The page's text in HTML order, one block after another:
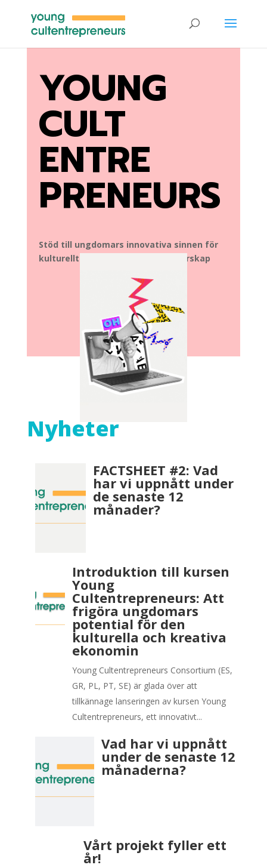
YOUNG
CULT
ENTRE
PRENEURS
Stöd till ungdomars innovativa sinnen för
kulturellt och kreativt entreprenörskap
Nyheter
FACTSHEET #2: Vad
har vi uppnått under
de senaste 12
månader?
Introduktion till kursen
Young
Cultentrepreneurs: Att
frigöra ungdomars
potential för den
kulturella och kreativa
ekonomin
Young Cultentrepreneurs Consortium (ES,
GR, PL, PT, SE) är glada över att
tillkännage lanseringen av kursen Young
Cultentrepreneurs, ett innovativt...
Vad har vi uppnått
under de senaste 12
månaderna?
Vårt projekt fyller ett
år!